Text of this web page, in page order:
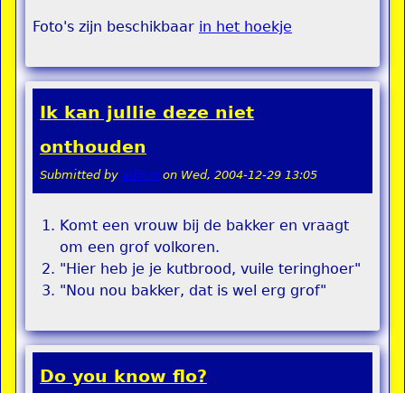
Foto's zijn beschikbaar in het hoekje
Ik kan jullie deze niet
onthouden
Submitted by admin on Wed, 2004-12-29 13:05
Komt een vrouw bij de bakker en vraagt
om een grof volkoren.
"Hier heb je je kutbrood, vuile teringhoer"
"Nou nou bakker, dat is wel erg grof"
Do you know flo?